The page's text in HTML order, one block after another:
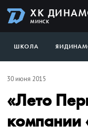
ХК
МИНСК
ШКОЛА
30 июня 2015
«Лето
компании